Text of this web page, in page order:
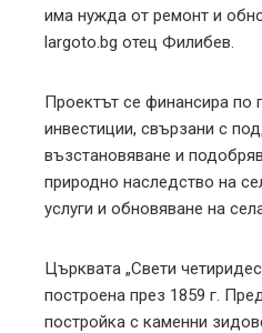
има нужда от ремонт и
largoto.bg отец Филибев.
Проектът се финансира по
инвестиции, свързани с
възстановяване и
природно наследство на
услуги и обновяване на
Църквата „Свети
построена през 1859 г.
постройка с каменни